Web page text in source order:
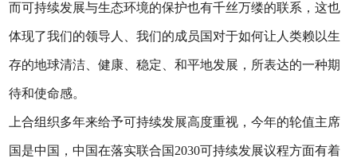
而可持续发展与生态环境的保护也有千丝万缕的联系，这也
体现了我们的领导人、我们的成员国对于如何让人类赖以生
存的地球清洁、健康、稳定、和平地发展，所表达的一种期
待和使命感。
上合组织多年来给予可持续发展高度重视，今年的轮值主席
国是中国，中国在落实联合国2030可持续发展议程方面有着